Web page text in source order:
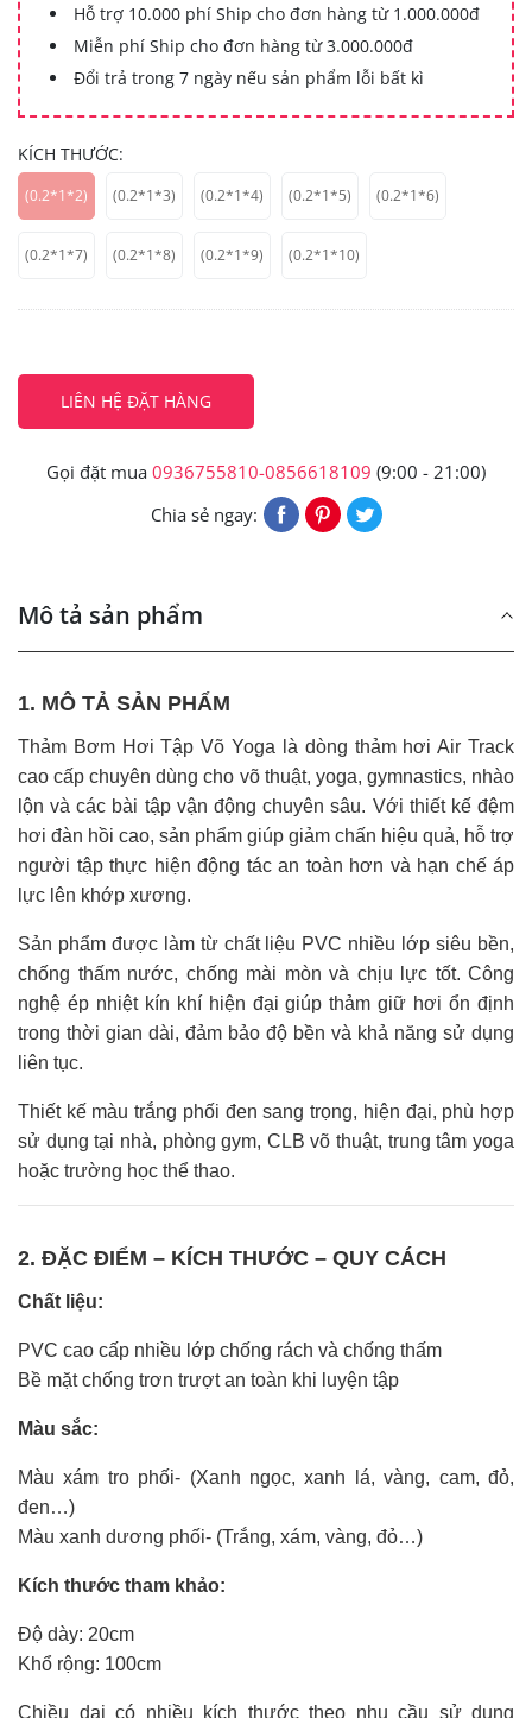
Hỗ trợ 10.000 phí Ship cho đơn hàng từ 1.000.000đ
Miễn phí Ship cho đơn hàng từ 3.000.000đ
Đổi trả trong 7 ngày nếu sản phẩm lỗi bất kì
KÍCH THƯỚC:
(0.2*1*2) (0.2*1*3) (0.2*1*4) (0.2*1*5) (0.2*1*6)
(0.2*1*7) (0.2*1*8) (0.2*1*9) (0.2*1*10)
LIÊN HỆ ĐẶT HÀNG
Gọi đặt mua 0936755810-0856618109 (9:00 - 21:00)
Chia sẻ ngay:
Mô tả sản phẩm
1. MÔ TẢ SẢN PHẨM
Thảm Bơm Hơi Tập Võ Yoga là dòng thảm hơi Air Track
cao cấp chuyên dùng cho võ thuật, yoga, gymnastics, nhào
lộn và các bài tập vận động chuyên sâu. Với thiết kế đệm
hơi đàn hồi cao, sản phẩm giúp giảm chấn hiệu quả, hỗ trợ
người tập thực hiện động tác an toàn hơn và hạn chế áp
lực lên khớp xương.
Sản phẩm được làm từ chất liệu PVC nhiều lớp siêu bền,
chống thấm nước, chống mài mòn và chịu lực tốt. Công
nghệ ép nhiệt kín khí hiện đại giúp thảm giữ hơi ổn định
trong thời gian dài, đảm bảo độ bền và khả năng sử dụng
liên tục.
Thiết kế màu trắng phối đen sang trọng, hiện đại, phù hợp
sử dụng tại nhà, phòng gym, CLB võ thuật, trung tâm yoga
hoặc trường học thể thao.
2. ĐẶC ĐIỂM – KÍCH THƯỚC – QUY CÁCH
Chất liệu:
PVC cao cấp nhiều lớp chống rách và chống thấm
Bề mặt chống trơn trượt an toàn khi luyện tập
Màu sắc:
Màu xám tro phối- (Xanh ngọc, xanh lá, vàng, cam, đỏ,
đen…)
Màu xanh dương phối- (Trắng, xám, vàng, đỏ…)
Kích thước tham khảo:
Độ dày: 20cm
Khổ rộng: 100cm
Chiều dai có nhiều kích thước theo nhu cầu sử dụng